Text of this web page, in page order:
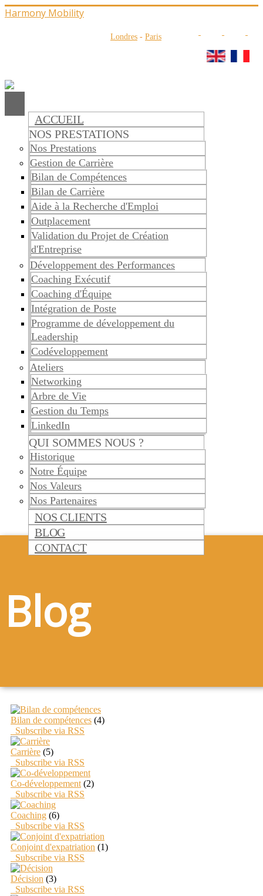
Harmony Mobility
Londres - Paris
ACCUEIL
NOS PRESTATIONS
Nos Prestations
Gestion de Carrière
Bilan de Compétences
Bilan de Carrière
Aide à la Recherche d'Emploi
Outplacement
Validation du Projet de Création
d'Entreprise
Développement des Performances
Coaching Exécutif
Coaching d'Équipe
Intégration de Poste
Programme de développement du
Leadership
Codéveloppement
Ateliers
Networking
Arbre de Vie
Gestion du Temps
LinkedIn
QUI SOMMES NOUS ?
Historique
Notre Équipe
Nos Valeurs
Nos Partenaires
NOS CLIENTS
BLOG
CONTACT
Blog
Bilan de compétences (4)
Subscribe via RSS
Carrière (5)
Subscribe via RSS
Co-développement (2)
Subscribe via RSS
Coaching (6)
Subscribe via RSS
Conjoint d'expatriation (1)
Subscribe via RSS
Décision (3)
Subscribe via RSS